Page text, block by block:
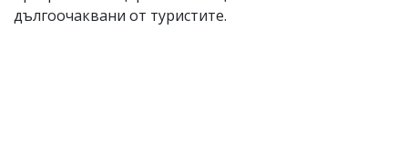
дългоочаквани от туристите.